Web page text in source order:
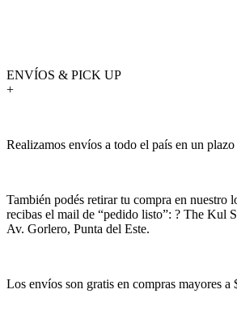
ENVÍOS & PICK UP
+
Realizamos envíos a todo el país en un
También podés retirar tu compra en nuestro
recibas el mail de “pedido listo”: ? The Kul
Av. Gorlero, Punta del Este.
Los envíos son gratis en compras mayores a